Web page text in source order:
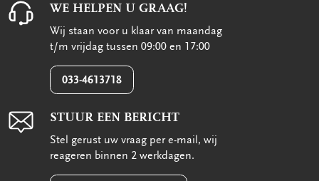
WE HELPEN U GRAAG!
Wij staan voor u klaar van maandag
t/m vrijdag tussen 09:00 en 17:00
033-4613718
STUUR EEN BERICHT
Stel gerust uw vraag per e-mail, wij
reageren binnen 2 werkdagen.